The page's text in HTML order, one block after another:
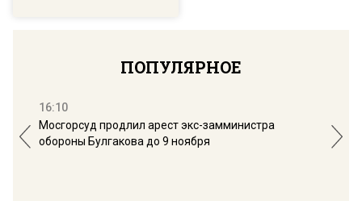
ПОПУЛЯРНОЕ
16:10
Мосгорсуд продлил арест экс-замминистра
обороны Булгакова до 9 ноября